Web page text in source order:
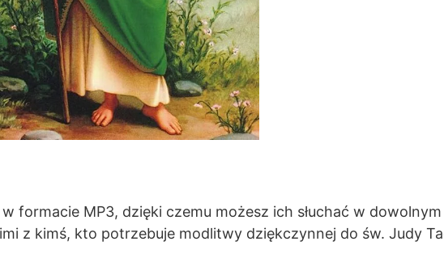
formacie MP3, dzięki czemu możesz ich słuchać w
z kimś, kto potrzebuje modlitwy dziękczynnej do św. Judy